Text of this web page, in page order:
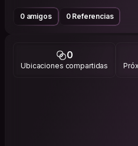
0 amigos 0 Referencias
0
Ubicaciones compartidas